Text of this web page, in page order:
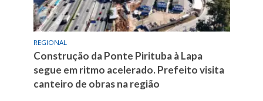
REGIONAL
Construção da Ponte Pirituba à Lapa
segue em ritmo acelerado. Prefeito visita
canteiro de obras na região